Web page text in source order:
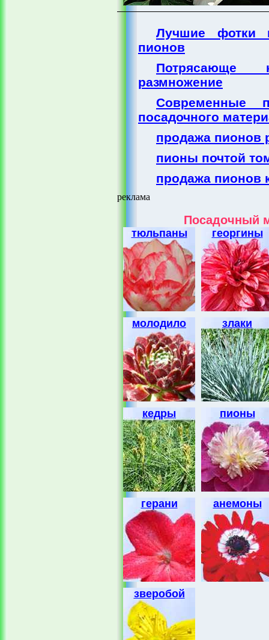
Лучшие фотки
пионов
размножение
Современные
посадочного
продажа пионов
пионы почтой
продажа пионов
реклама
Посадочный
тюльпаны георгины
молодило злаки
кедры пионы
герани анемоны
зверобой